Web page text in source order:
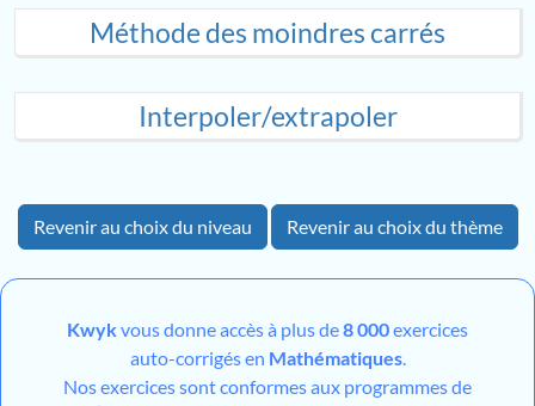
Méthode des moindres carrés
Interpoler/extrapoler
Revenir au choix du niveau Revenir au choix du thème
Kwykvous donne accès à plus de8 000exercices
auto-corrigés en Mathématiques.
Nos exercices sont conformes aux programmes de